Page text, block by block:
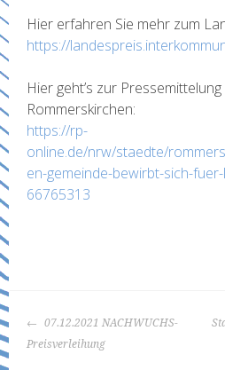
Hier erfahren Sie mehr zum
https://
Hier geht’s zur
Rommerskirchen:
https://rp-
online.de/nrw/staedte/
en-gemeinde-bewirbt-sich-
66765313
BEITRAGS-
NAVIGATION
07.12.2021 NACHWUCHS-
Preisverleihung